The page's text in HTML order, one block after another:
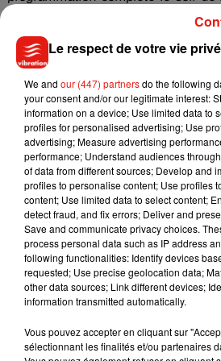
, explique Laurent.
Vous l’avez compris, les
dormir dans la nuit du 21 au 22
films se succéderont. L’équipe des
choses puisque pour vous
sont prévues, tout commeun
courageux qui auront réussi à
cinématographique.
Le cinéma fait toujours
À l’heure oùles plateformes de
où les spectateurs préfèrent
de cinéma, une question se
d’organiser un tel événement en
pour lui et son équipe:« je ne suis
Le respect de votre vie
We and our (447) partnersdo the following
your consent and/or our legitimate interest:
information on a device; Use limited data to
profiles for personalised advertising; Use
advertising; Measure advertising
performance; Understand audiences
of data from different sources; Develop and
profiles to personalise content; Use profiles
content; Use limited data to select content;
detect fraud, and fix errors; Deliver and
Save and communicate privacy choices.
process personal data such as IP address
following functionalities: Identify devices
requested; Use precise geolocation data;
other data sources; Link different devices;
information transmitted automatically.
Vous pouvez accepter en cliquant sur
sélectionnant les finalités et/ou partenaires